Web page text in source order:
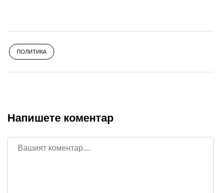
ПОЛИТИКА
Напишете коментар